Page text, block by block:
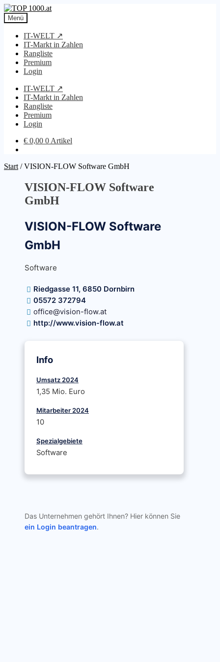
Zur
Navigation
springen
Zum
Inhalt
springen
Menü
IT-WELT ↗
IT-Markt in Zahlen
Rangliste
Premium
Login
IT-WELT ↗
IT-Markt in Zahlen
Rangliste
Premium
Login
€ 0,00 0 Artikel
Start /VISION-FLOW Software GmbH
VISION-FLOW Software
GmbH
VISION-FLOW Software
GmbH
Software
Riedgasse 11, 6850 Dornbirn
05572 372794
office@vision-flow.at
http://www.vision-flow.at
Info
Umsatz 2024
1,35 Mio. Euro
Mitarbeiter 2024
10
Spezialgebiete
Software
Das Unternehmen gehört Ihnen? Hier können Sie
ein Login beantragen.